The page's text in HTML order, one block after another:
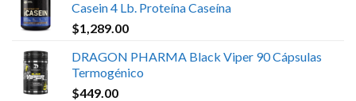
Casein 4 Lb. Proteína Caseína
$1,289.00
DRAGON PHARMA Black Viper 90 Cápsulas
Termogénico
$449.00